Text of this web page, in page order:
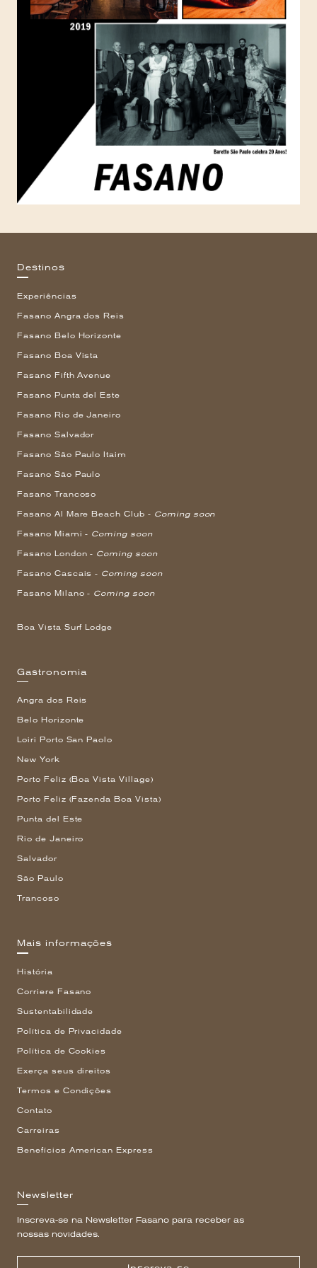
Destinos
Experiências
Fasano Angra dos Reis
Fasano Belo Horizonte
Fasano Boa Vista
Fasano Fifth Avenue
Fasano Punta del Este
Fasano Rio de Janeiro
Fasano Salvador
Fasano São Paulo Itaim
Fasano São Paulo
Fasano Trancoso
Fasano Al Mare Beach Club - Coming soon
Fasano Miami - Coming soon
Fasano London - Coming soon
Fasano Cascais - Coming soon
Fasano Milano - Coming soon
Boa Vista Surf Lodge
Gastronomia
Angra dos Reis
Belo Horizonte
Loiri Porto San Paolo
New York
Porto Feliz (Boa Vista Village)
Porto Feliz (Fazenda Boa Vista)
Punta del Este
Rio de Janeiro
Salvador
São Paulo
Trancoso
Mais informações
História
Corriere Fasano
Sustentabilidade
Política de Privacidade
Política de Cookies
Exerça seus direitos
Termos e Condições
Contato
Carreiras
Benefícios American Express
Newsletter
Inscreva-se na Newsletter Fasano para receber as
nossas novidades.